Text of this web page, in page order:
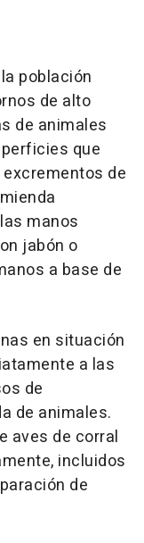
población
de alto
de animales
que
de
manos
jabón o
a base de
en situación
a las
de
de animales.
aves de corral
incluidos
de